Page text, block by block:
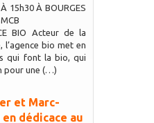
15h30 À BOURGES
BIO Acteur de la
bio met en
qui font la bio, qui
pour une (…)
et Marc-
dédicace au